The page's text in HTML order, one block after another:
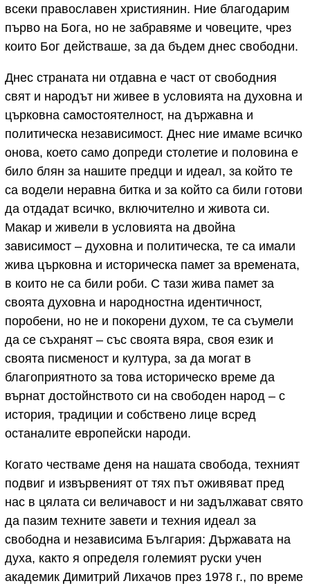
всеки православен християнин. Ние благодарим
първо на Бога, но не забравяме и човеците, чрез
които Бог действаше, за да бъдем днес свободни.
Днес страната ни отдавна е част от свободния
свят и народът ни живее в условията на духовна и
църковна самостоятелност, на държавна и
политическа независимост. Днес ние имаме всичко
онова, което само допреди столетие и половина е
било блян за нашите предци и идеал, за който те
са водели неравна битка и за който са били готови
да отдадат всичко, включително и живота си.
Макар и живели в условията на двойна
зависимост – духовна и политическа, те са имали
жива църковна и историческа памет за времената,
в които не са били роби. С тази жива памет за
своята духовна и народностна идентичност,
поробени, но не и покорени духом, те са съумели
да се съхранят – със своята вяра, своя език и
своята писменост и култура, за да могат в
благоприятното за това историческо време да
върнат достойнството си на свободен народ – с
история, традиции и собствено лице всред
останалите европейски народи.
Когато честваме деня на нашата свобода, техният
подвиг и извървеният от тях път оживяват пред
нас в цялата си величавост и ни задължават свято
да пазим техните завети и техния идеал за
свободна и независима България: Държавата на
духа, както я определя големият руски учен
академик Димитрий Лихачов през 1978 г., по време